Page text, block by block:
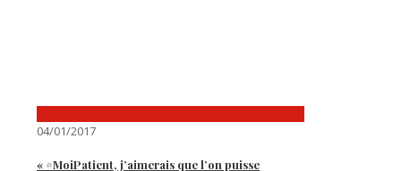
04/01/2017
« #MoiPatient, j’aimerais que l’on puisse